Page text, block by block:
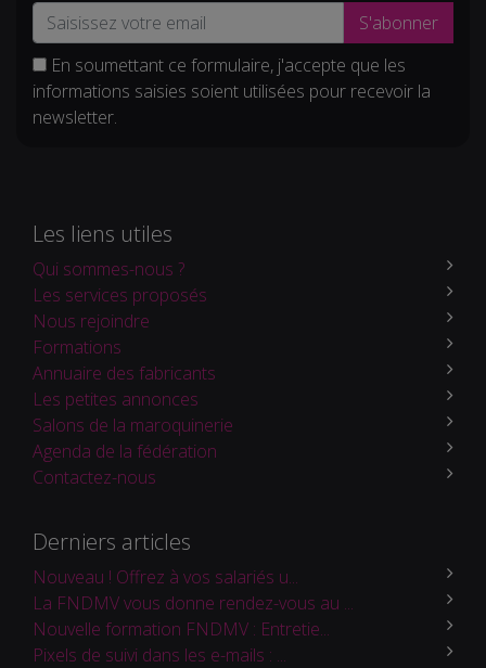
S'abonner
En soumettant ce formulaire, j'accepte que les
informations saisies soient utilisées pour recevoir la
newsletter.
Les liens utiles
Qui sommes-nous ?
Les services proposés
Nous rejoindre
Formations
Annuaire des fabricants
Les petites annonces
Salons de la maroquinerie
Agenda de la fédération
Contactez-nous
Derniers articles
Nouveau ! Offrez à vos salariés u...
La FNDMV vous donne rendez-vous au ...
Nouvelle formation FNDMV : Entretie...
Pixels de suivi dans les e-mails : ...